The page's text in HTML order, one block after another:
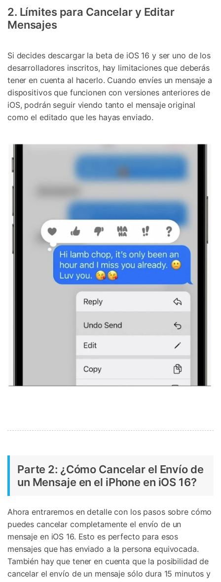
2. Límites para Cancelar y Editar
Mensajes
Si decides descargar la beta de iOS 16 y ser uno de los
desarrolladores inscritos, hay limitaciones que deberás
tener en cuenta al hacerlo. Cuando envíes un mensaje a
dispositivos que funcionen con versiones anteriores de
iOS, podrán seguir viendo tanto el mensaje original
como el editado que les hayas enviado.
Parte 2: ¿Cómo Cancelar el Envío de
un Mensaje en el iPhone en iOS 16?
Ahora entraremos en detalle con los pasos sobre cómo
puedes cancelar completamente el envío de un
mensaje en iOS 16. Esto es perfecto para esos
mensajes que has enviado a la persona equivocada.
También hay que tener en cuenta que la posibilidad de
cancelar el envío de un mensaje sólo dura 15 minutos y